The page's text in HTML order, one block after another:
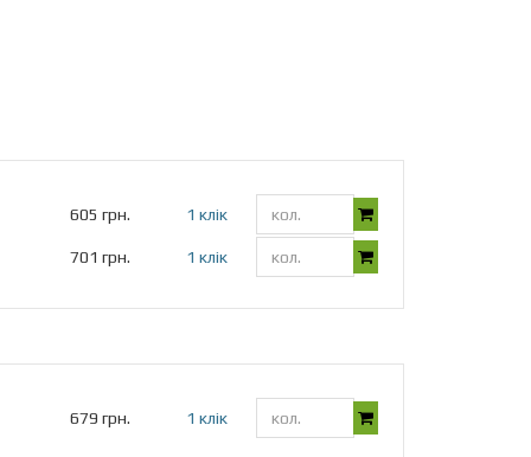
605 грн. 1 клік
701 грн. 1 клік
679 грн. 1 клік